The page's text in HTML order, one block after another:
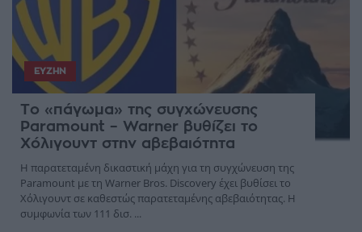
ΕΥΖΗΝ
Το «πάγωμα» της συγχώνευσης
Paramount – Warner βυθίζει το
Χόλιγουντ στην αβεβαιότητα
Η παρατεταμένη δικαστική μάχη για τη συγχώνευση της
Paramount με τη Warner Bros. Discovery έχει βυθίσει το
Χόλιγουντ σε καθεστώς παρατεταμένης αβεβαιότητας. Η
συμφωνία των 111 δισ. ...